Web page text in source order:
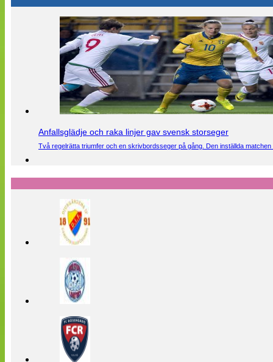
Anfallsglädje och raka linjer gav svensk storseger
Två regelrätta triumfer och en skrivbordsseger på gång. Den inställda